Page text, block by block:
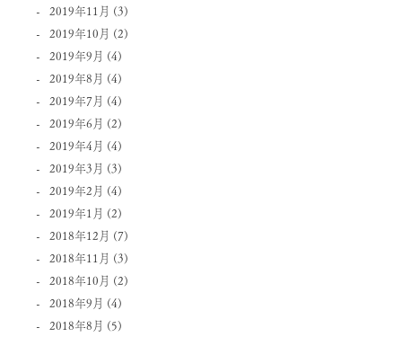
2019年11月 (3)
2019年10月 (2)
2019年9月 (4)
2019年8月 (4)
2019年7月 (4)
2019年6月 (2)
2019年4月 (4)
2019年3月 (3)
2019年2月 (4)
2019年1月 (2)
2018年12月 (7)
2018年11月 (3)
2018年10月 (2)
2018年9月 (4)
2018年8月 (5)